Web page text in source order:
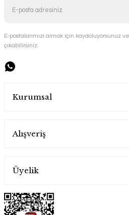
Handygoo Çiçek El İşlemesi Kırmızı
E-postalarımızı almak için kaydoluyorsunuz
çıkabilirsiniz.
Kurumsal
Alışveriş
Üyelik